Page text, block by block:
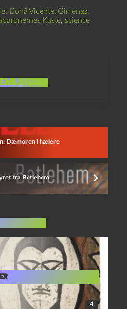
, Donã Vicente, Gimenez,
Kaste, science
Dæmonen i hælene
fra Betlehem
4